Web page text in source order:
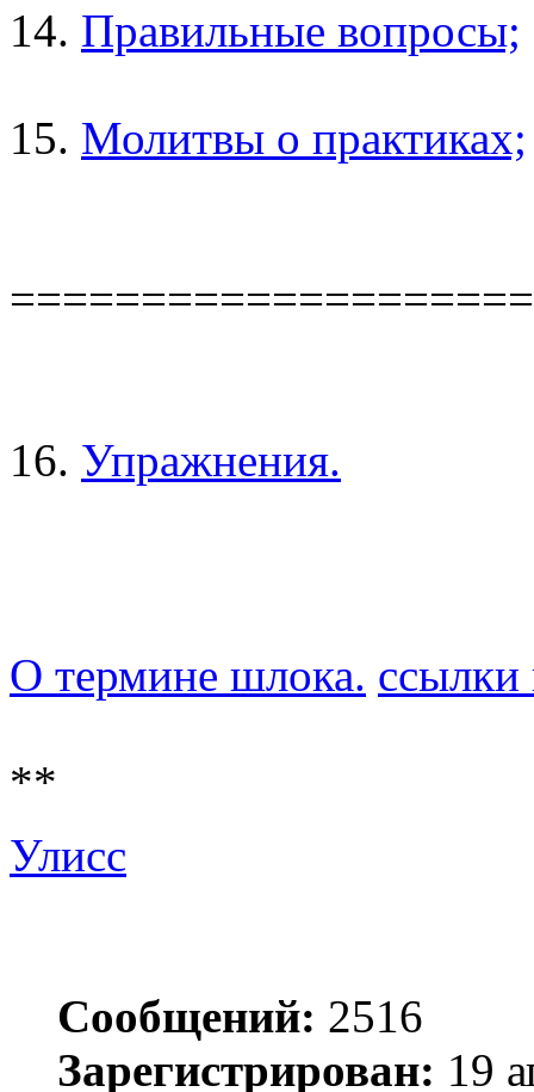
14. Правильные вопросы;
15. Молитвы о практиках;
16. Упражнения.
О термине шлока.
**
Улисс
Сообщений: 2516
Зарегистрирован: 19